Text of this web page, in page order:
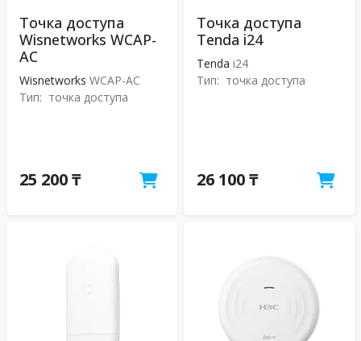
Точка доступа
Wisnetworks WCAP-
AC
Wisnetworks WCAP-AC
Тип: точка доступа
25 200 ₸
Точка доступа
Tenda i24
Tenda i24
Тип: точка доступа
26 100 ₸